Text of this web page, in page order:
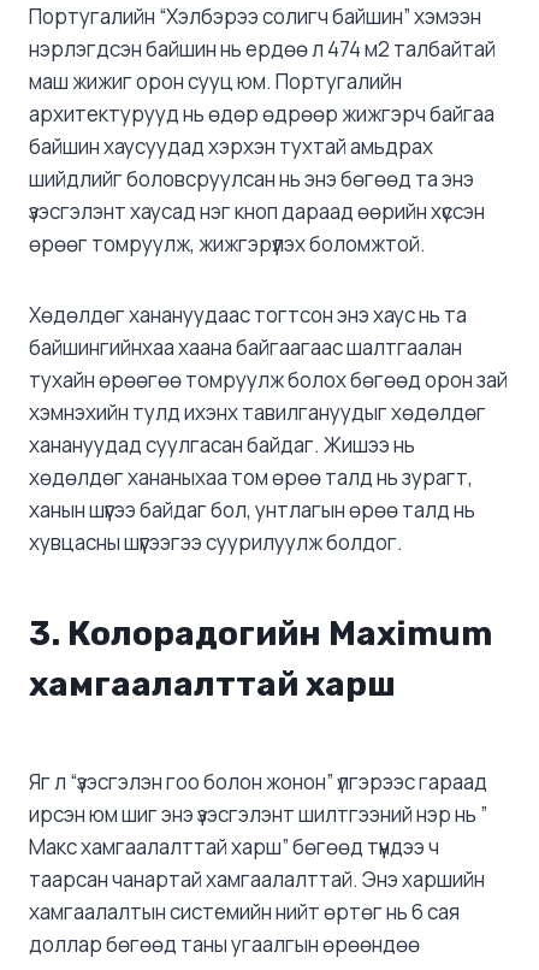
Португалийн “Хэлбэрээ солигч байшин” хэмээн
нэрлэгдсэн байшин нь ердөө л 474 м2 талбайтай
маш жижиг орон сууц юм. Португалийн
архитектурууд нь өдөр өдрөөр жижгэрч байгаа
байшин хаусуудад хэрхэн тухтай амьдрах
шийдлийг боловсруулсан нь энэ бөгөөд та энэ
үзэсгэлэнт хаусад нэг кноп дараад өөрийн хүссэн
өрөөг томруулж, жижгэрүүлэх боломжтой.
Хөдөлдөг ханануудаас тогтсон энэ хаус нь та
байшингийнхаа хаана байгаагаас шалтгаалан
тухайн өрөөгөө томруулж болох бөгөөд орон зай
хэмнэхийн тулд ихэнх тавилгануудыг хөдөлдөг
ханануудад суулгасан байдаг. Жишээ нь
хөдөлдөг хананыхаа том өрөө талд нь зурагт,
ханын шүүгээ байдаг бол, унтлагын өрөө талд нь
хувцасны шүүгээгээ суурилуулж болдог.
3. Колорадогийн Maximum
хамгаалалттай харш
Яг л “үзэсгэлэн гоо болон жонон” үлгэрээс гараад
ирсэн юм шиг энэ үзэсгэлэнт шилтгээний нэр нь ”
Макс хамгаалалттай харш” бөгөөд түүндээ ч
таарсан чанартай хамгаалалттай. Энэ харшийн
хамгаалалтын системийн нийт өртөг нь 6 сая
доллар бөгөөд таны угаалгын өрөөндөө